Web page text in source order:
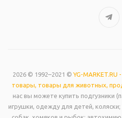
2026 © 1992–2021 ©YG-MARKET.RU
товары, товары для животных,
нас вы можете купить подгузники
игрушки, одежду для детей,